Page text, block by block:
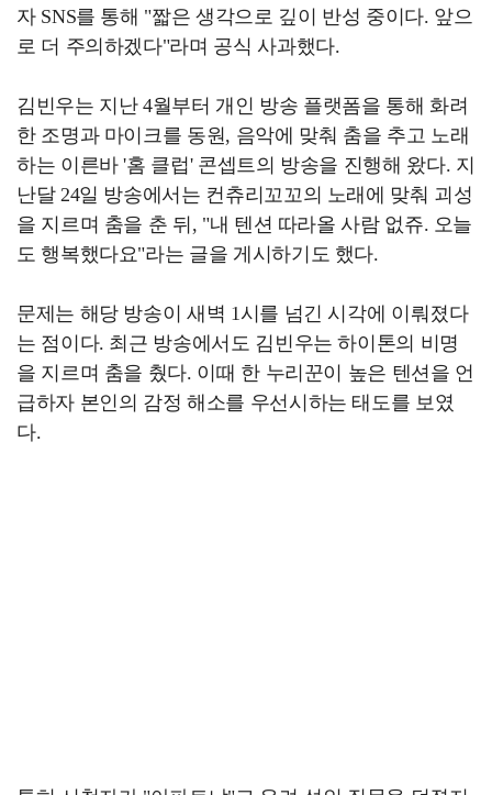
자 SNS를 통해 "짧은 생각으로 깊이 반성 중이다. 앞으
로 더 주의하겠다"라며 공식 사과했다.
김빈우는 지난 4월부터 개인 방송 플랫폼을 통해 화려
한 조명과 마이크를 동원, 음악에 맞춰 춤을 추고 노래
하는 이른바 '홈 클럽' 콘셉트의 방송을 진행해 왔다. 지
난달 24일 방송에서는 컨츄리꼬꼬의 노래에 맞춰 괴성
을 지르며 춤을 춘 뒤, "내 텐션 따라올 사람 없쥬. 오늘
도 행복했다요"라는 글을 게시하기도 했다.
문제는 해당 방송이 새벽 1시를 넘긴 시각에 이뤄졌다
는 점이다. 최근 방송에서도 김빈우는 하이톤의 비명
을 지르며 춤을 췄다. 이때 한 누리꾼이 높은 텐션을 언
급하자 본인의 감정 해소를 우선시하는 태도를 보였
다.